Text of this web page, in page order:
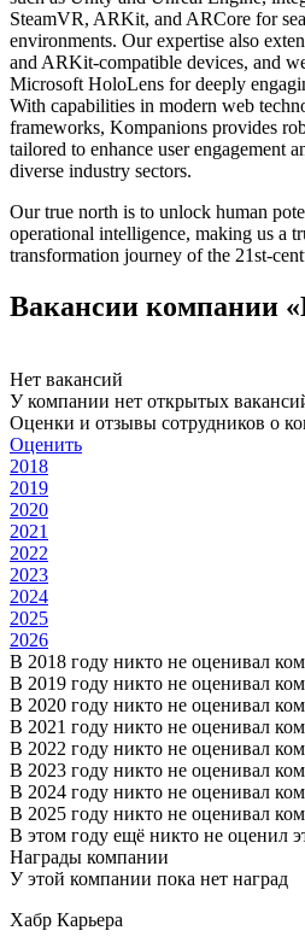
SteamVR, ARKit, and ARCore for
environments. Our expertise also
and ARKit-compatible devices, and
Microsoft HoloLens for deeply
With capabilities in modern web
frameworks, Kompanions provides
tailored to enhance user engagement
diverse industry sectors.
Our true north is to unlock human
operational intelligence, making us a
transformation journey of the 21st-
Вакансии компании
Нет вакансий
У компании нет открытых
Оценки и отзывы сотрудников о
Оценить
2018
2019
2020
2021
2022
2023
2024
2025
2026
В 2018 году никто не оценивал
В 2019 году никто не оценивал
В 2020 году никто не оценивал
В 2021 году никто не оценивал
В 2022 году никто не оценивал
В 2023 году никто не оценивал
В 2024 году никто не оценивал
В 2025 году никто не оценивал
В этом году ещё никто не оценил
Награды компании
У этой компании пока нет наград
Хабр Карьера